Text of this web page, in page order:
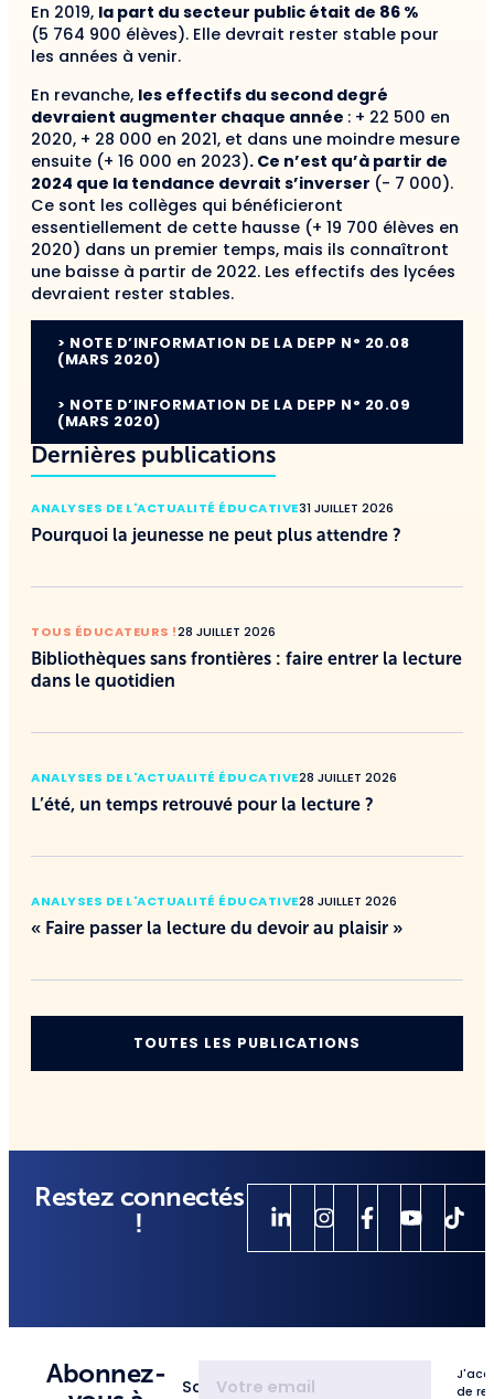
En 2019, la part du secteur public était de 86 %
(5 764 900 élèves). Elle devrait rester stable pour
les années à venir.
En revanche, les effectifs du second degré
devraient augmenter chaque année : + 22 500 en
2020, + 28 000 en 2021, et dans une moindre mesure
ensuite (+ 16 000 en 2023). Ce n’est qu’à partir de
2024 que la tendance devrait s’inverser (- 7 000).
Ce sont les collèges qui bénéficieront
essentiellement de cette hausse (+ 19 700 élèves en
2020) dans un premier temps, mais ils connaîtront
une baisse à partir de 2022. Les effectifs des lycées
devraient rester stables.
> NOTE D’INFORMATION DE LA DEPP N° 20.08
(MARS 2020)
> NOTE D’INFORMATION DE LA DEPP N° 20.09
(MARS 2020)
Dernières publications
ANALYSES DE L'ACTUALITÉ ÉDUCATIVE31 JUILLET 2026
Pourquoi la jeunesse ne peut plus attendre ?
TOUS ÉDUCATEURS !28 JUILLET 2026
Bibliothèques sans frontières : faire entrer la lecture
dans le quotidien
ANALYSES DE L'ACTUALITÉ ÉDUCATIVE28 JUILLET 2026
L’été, un temps retrouvé pour la lecture ?
ANALYSES DE L'ACTUALITÉ ÉDUCATIVE28 JUILLET 2026
« Faire passer la lecture du devoir au plaisir »
TOUTES LES PUBLICATIONS
Restez connectés
!
Abonnez-
Saisissez
de